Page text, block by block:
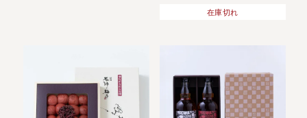
在庫切れ